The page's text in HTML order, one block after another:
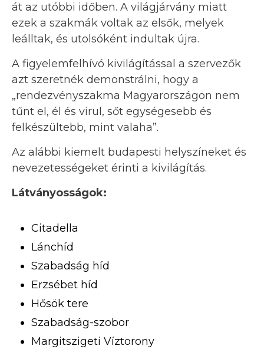
át az utóbbi időben. A világjárvány miatt
ezek a szakmák voltak az elsők, melyek
leálltak, és utolsóként indultak újra.
A figyelemfelhívó kivilágítással a szervezők
azt szeretnék demonstrálni, hogy a
„rendezvényszakma Magyarországon nem
tűnt el, él és virul, sőt egységesebb és
felkészültebb, mint valaha”.
Az alábbi kiemelt budapesti helyszíneket és
nevezetességeket érinti a kivilágítás.
Látványosságok:
Citadella
Lánchíd
Szabadság híd
Erzsébet híd
Hősök tere
Szabadság-szobor
Margitszigeti Víztorony